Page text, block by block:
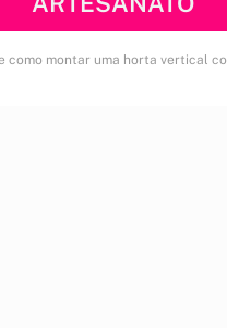
como montar uma horta vertical